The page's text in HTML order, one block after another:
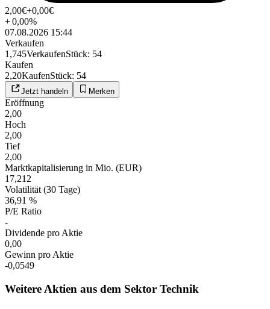
2,00€+0,00€
+0,00%
07.08.2026 15:44
Verkaufen
1,745VerkaufenStück: 54
Kaufen
2,20KaufenStück: 54
Jetzt handeln Merken
Eröffnung
2,00
Hoch
2,00
Tief
2,00
Marktkapitalisierung in Mio. (EUR)
17,212
Volatilität (30 Tage)
36,91 %
P/E Ratio
-
Dividende pro Aktie
0,00
Gewinn pro Aktie
-0,0549
Weitere Aktien aus dem Sektor Technik